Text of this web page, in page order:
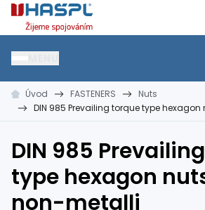
Hašpl
HŘEBÍKY
kramle
SPOJOVACÍ MATERIÁL
vruty, šrouby, matice
Úvod FASTENERS
Nuts
DIN 985 Prevailing torque type
DIN 985
type hexagon
non-metalli